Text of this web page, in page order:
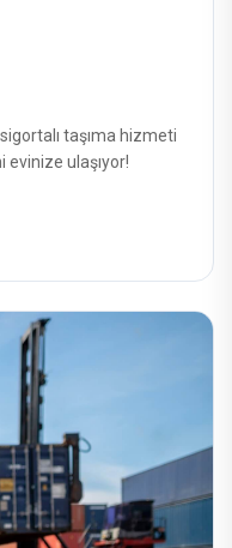
taşıma hizmeti
evinize ulaşıyor!